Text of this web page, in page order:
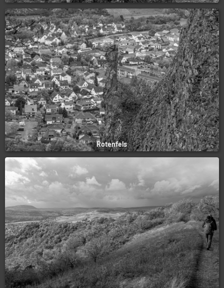
Rotenfels